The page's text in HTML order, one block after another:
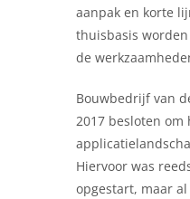
aanpak en korte
thuisbasis
de
Bouwbedrijf van
2017 besloten om
Hiervoor was
opgestart, maar